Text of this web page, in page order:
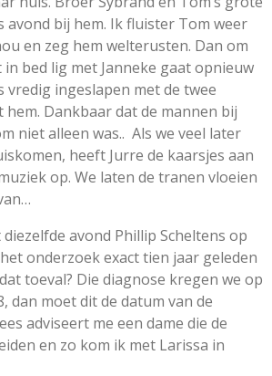
avond bij hem. Ik fluister Tom weer
en zeg hem welterusten. Dan om
in bed lig met Janneke gaat opnieuw
vredig ingeslapen met de twee
Dankbaar dat de mannen bij
niet alleen was.. Als we veel later
heeft Jurre de kaarsjes aan
op. We laten de tranen vloeien
avond Phillip Scheltens op
onderzoek exact tien jaar geleden
toeval? Die diagnose kregen we op
dan moet dit de datum van de
adviseert me een dame die de
en zo kom ik met Larissa in